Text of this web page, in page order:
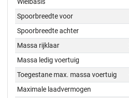
Wielbasis
Spoorbreedte voor
Spoorbreedte achter
Massa rijklaar
Massa ledig voertuig
Toegestane max. massa voertuig
Maximale laadvermogen